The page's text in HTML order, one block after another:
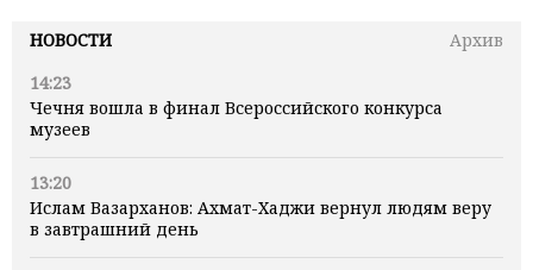
НОВОСТИ
Архив
14:23
Чечня вошла в финал Всероссийского конкурса
музеев
13:20
Ислам Вазарханов: Ахмат-Хаджи вернул людям веру
в завтрашний день